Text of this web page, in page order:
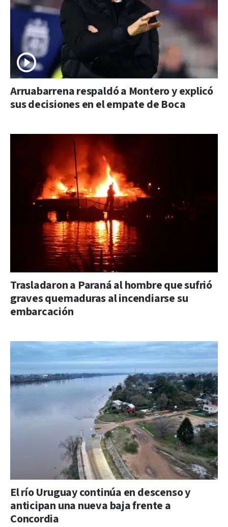
Arruabarrena respaldó a Montero y explicó
sus decisiones en el empate de Boca
Trasladaron a Paraná al hombre que sufrió
graves quemaduras al incendiarse su
embarcación
El río Uruguay continúa en descenso y
anticipan una nueva baja frente a
Concordia